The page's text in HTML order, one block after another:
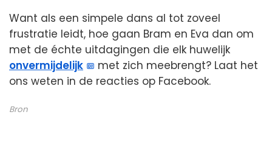
Want als een simpele dans al tot zoveel
frustratie leidt, hoe gaan Bram en Eva dan om
met de échte uitdagingen die elk huwelijk
onvermijdelijk
met zich meebrengt? Laat het
ons weten in de reacties op Facebook.
Bron